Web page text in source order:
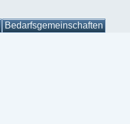
Bedarfsgemeinschaften